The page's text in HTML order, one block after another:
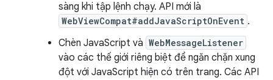
sàng khi tập lệnh chạy. API mới là
WebViewCompat#addJavaScriptOnEvent .
Chèn JavaScript và WebMessageListener
vào các thế giới riêng biệt để ngăn chặn xung
đột với JavaScript hiện có trên trang. Các API